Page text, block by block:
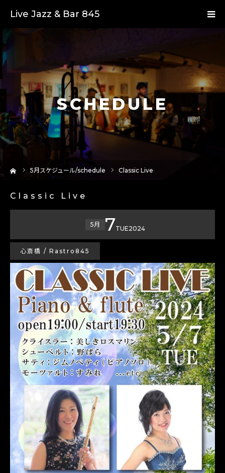
Live Jazz & Bar 845
SCHEDULE
5月スケジュール/schedule Classic Live
Classic Live
5月 7TUE2024
心斎橋 / Rastro845